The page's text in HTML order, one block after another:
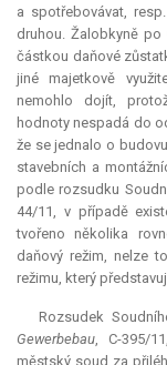
a spotřebovávat,
druhou. Žalobkyně po
částkou daňové
jiné majetkově
nemohlo dojít,
hodnoty nespadá do
že se jednalo o
stavebních a
podle rozsudku
44/11, v případě
tvořeno několika
daňový režim, nelze
režimu, který
Rozsudek
Gewerbebau, C-395/
městský soud za